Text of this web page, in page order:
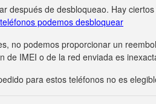
después de desbloqueao. Hay
podemos desbloquear
no podemos proporcionar un
de IMEI o de la red enviada es
para estos teléfonos no es